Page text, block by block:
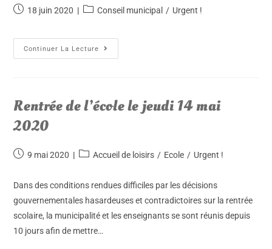
18 juin 2020 Conseil municipal / Urgent !
Continuer La Lecture
Rentrée de l’école le jeudi 14 mai
2020
9 mai 2020 Accueil de loisirs / Ecole / Urgent !
Dans des conditions rendues difficiles par les décisions
gouvernementales hasardeuses et contradictoires sur la rentrée
scolaire, la municipalité et les enseignants se sont réunis depuis
10 jours afin de mettre…